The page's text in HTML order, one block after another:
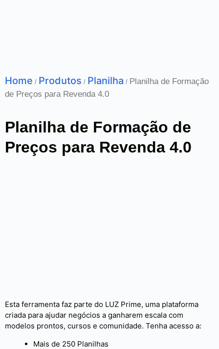
Home / Produtos / Planilha / Planilha de Formação
de Preços para Revenda 4.0
Planilha de Formação de
Preços para Revenda 4.0
Esta ferramenta faz parte do LUZ Prime, uma plataforma
criada para ajudar negócios a ganharem escala com
modelos prontos, cursos e comunidade. Tenha acesso a:
Mais de 250 Planilhas